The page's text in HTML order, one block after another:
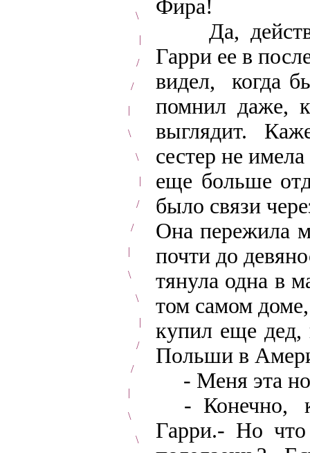
\
|
/
/
|
\
\
|
/
/
|
\
\
|
/
/
|
\
\
Фира!
Да,
Гарри ее в
видел, когда
помнил даже,
выглядит.
сестер не
еще больше
было связи
Она пережила
почти до
тянула одна в
том самом
купил еще дед,
Польши в
- Меня эта
- Конечно,
Гарри.- Но что